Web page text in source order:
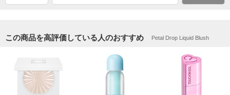
この商品を高評価している人のおすすめ Petal Drop Liquid Blush